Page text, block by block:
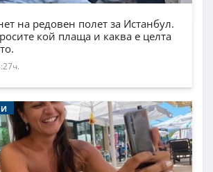
на редовен полет за Истанбул.
кой плаща и каква е целта